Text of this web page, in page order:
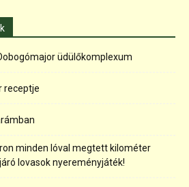
üdülőkomplexum
receptje
minden lóval megtett kilométer
lovasok nyereményjáték!